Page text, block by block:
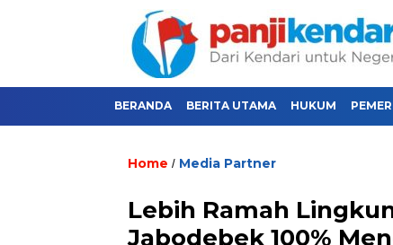
BERANDA BERITA UTAMA HUKUM
Home / Media Partner
Lebih Ramah
Jabodebek 100%